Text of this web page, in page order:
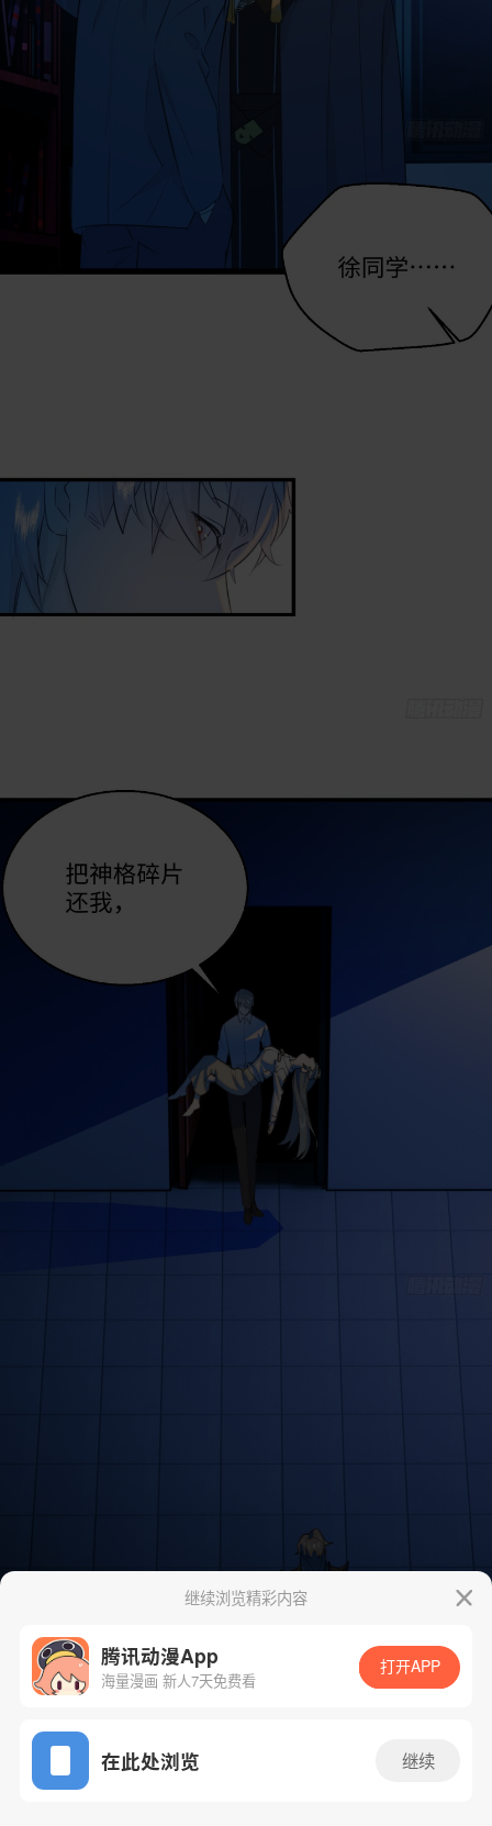
App免费看
继续浏览精彩内容
腾讯动漫App
海量漫画 新人7天免费看
打开APP
在此处浏览 继续